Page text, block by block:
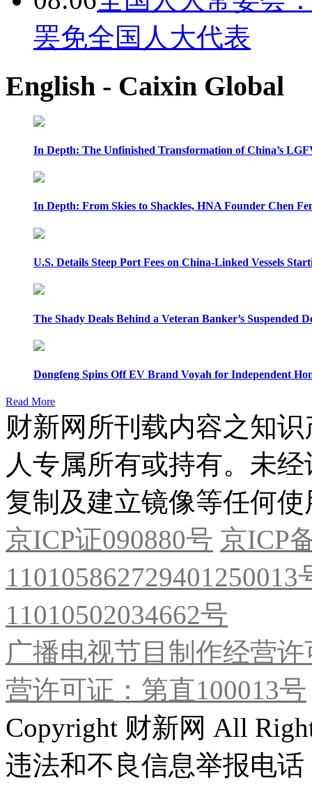
罢免全国人大代表
English - Caixin Global
In Depth: The Unfinished Transformation of China’s
In Depth: From Skies to Shackles, HNA Founder Chen
U.S. Details Steep Port Fees on China-Linked Vessels
The Shady Deals Behind a Veteran Banker’s Suspended
Dongfeng Spins Off EV Brand Voyah for Independent
Read More
财新网所刊载内容之知
人专属所有或持有。未
复制及建立镜像等任何使
京ICP证090880号 京ICP
11010502034662号
广播电视节目制作经营
营许可证：第直100013号
Copyright 财新网 All
违法和不良信息举报电